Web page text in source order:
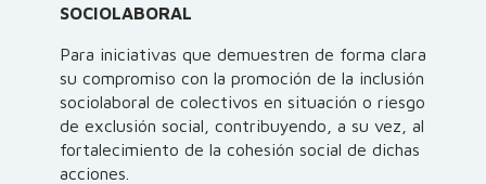
SOCIOLABORAL
Para iniciativas que demuestren de forma clara
su compromiso con la promoción de la inclusión
sociolaboral de colectivos en situación o riesgo
de exclusión social, contribuyendo, a su vez, al
fortalecimiento de la cohesión social de dichas
acciones.